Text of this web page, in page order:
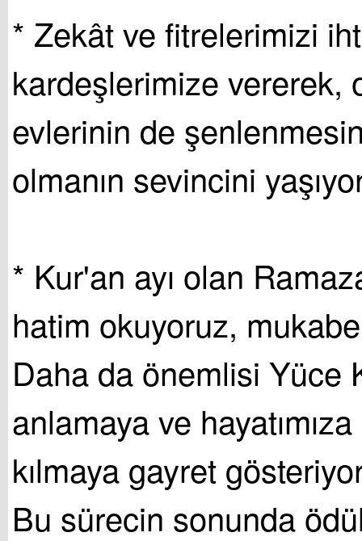
* Zekât ve fitrelerimizi
kardeşlerimize vererek,
evlerinin de
olmanın sevincini
* Kur'an ayı olan
hatim okuyoruz,
Daha da önemlisi Yüce
anlamaya ve
kılmaya gayret
Bu sürecin sonunda